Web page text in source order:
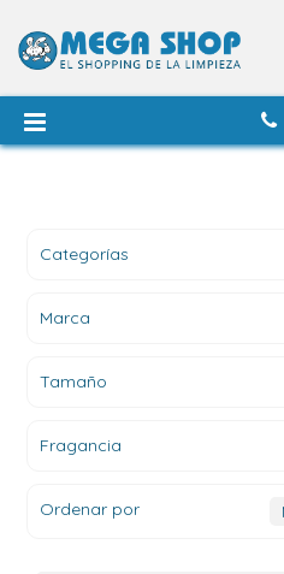
Categorías
Marca
Tamaño
Fragancia
Ordenar por